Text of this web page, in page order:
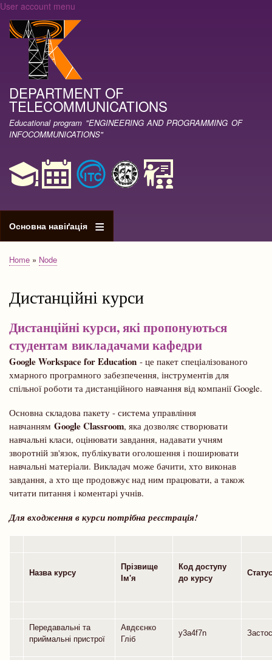
User account menu
DEPARTMENT OF
TELECOMMUNICATIONS
Educational program "ENGINEERING AND PROGRAMMING OF
INFOCOMMUNICATIONS"
Основна навіґація
Breadcrumb
Home Node
Дистанційні курси
Дистанційні курси, які пропонуються
студентам викладачами кафедри
Google Workspace for Education - це пакет спеціалізованого
хмарного програмного забезпечення, інструментів для
спільної роботи та дистанційного навчання від компанії Google.
Основна складова пакету - система управління
навчанням Google Classroom, яка дозволяє створювати
навчальні класи, оцінювати завдання, надавати учням
зворотній зв'язок, публікувати оголошення і поширювати
навчальні матеріали. Викладач може бачити, хто виконав
завдання, а хто ще продовжує над ним працювати, а також
читати питання і коментарі учнів.
Для входження в курси потрібна реєстрація!
Назва курсу
Прізвище
Ім'я
Код доступу
до курсу
Передавальні та
приймальні пристрої
Авдєєнко
Гліб
y3a4f7n